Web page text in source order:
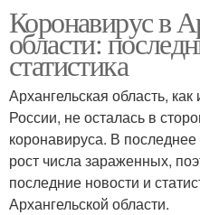
Коронавирус в
области:
статистика
Архангельская область,
России, не осталась в
коронавируса. В
рост числа зараженных,
последние новости и
Архангельской области.